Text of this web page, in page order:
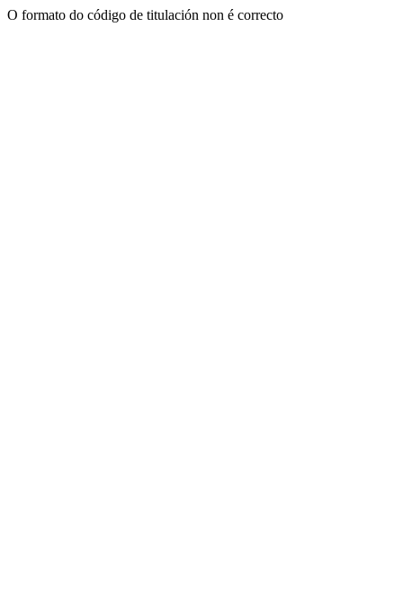
O formato do código de titulación non é correcto